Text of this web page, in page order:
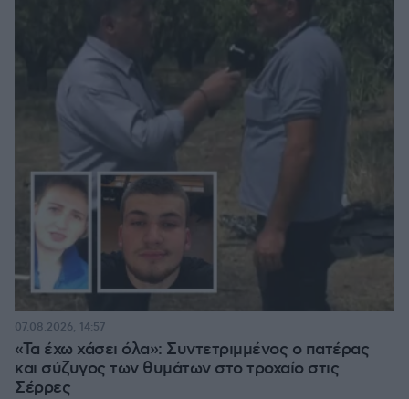
«Τα έχω χάσει όλα»: Συντετριμμένος ο πατέρας
και σύζυγος των θυμάτων στο τροχαίο στις
Σέρρες
07.08.2026, 14:57